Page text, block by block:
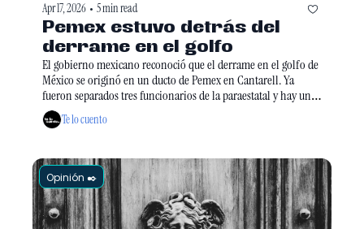
Apr 17, 2026 • 5 min read
Pemex estuvo detrás del
derrame en el golfo
El gobierno mexicano reconoció que el derrame en el golfo de
México se originó en un ducto de Pemex en Cantarell. Ya
fueron separados tres funcionarios de la paraestatal y hay una
denuncia en curso, mientras sigue sin definirse el tamaño total
Te lo cuento
Opinión ✒️